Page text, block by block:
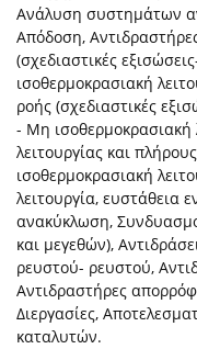
Ανάλυση συστημάτων
Απόδοση,
(σχεδιαστικές
ισοθερμοκρασιακή
ροής (σχεδιαστικές
- Μη ισοθερμοκρασιακή
λειτουργίας και
ισοθερμοκρασιακή
λειτουργία, ευστάθεια
ανακύκλωση,
και μεγεθών),
ρευστού- ρευστού,
Αντιδραστήρες
Διεργασίες,
καταλυτών.